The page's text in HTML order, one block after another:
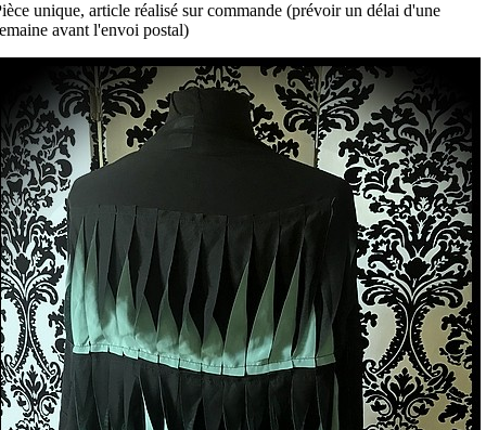
unique, article réalisé sur commande (prévoir un délai d'une
avant l'envoi postal)